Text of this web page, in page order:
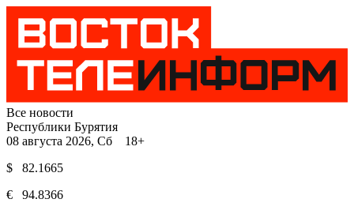
Все новости
Республики Бурятия
08 августа 2026, Сб 18+
$ 82.1665
€ 94.8366